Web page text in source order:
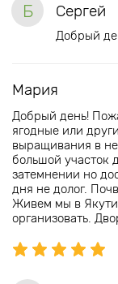
Б Сергей
Добрый
Мария
Добрый день!
ягодные или
выращивания в
большой участок
затемнении но
дня не долог.
Живем мы в
организовать.